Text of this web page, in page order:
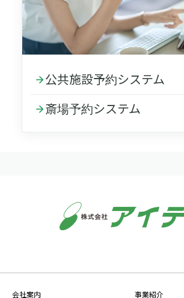
公共施設予約システム
斎場予約システム
会社案内 事業紹介